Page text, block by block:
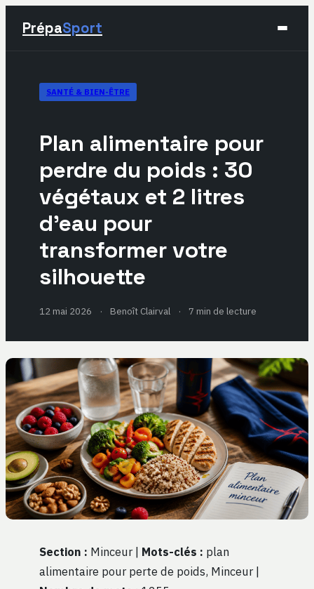
PrépaSport
Sport
Développement Personnel
Lifestyle
SANTÉ & BIEN-ÊTRE
Plan alimentaire pour
perdre du poids : 30
végétaux et 2 litres
d’eau pour
transformer votre
silhouette
12 mai 2026 · Benoît Clairval · 7 min de lecture
Section : Minceur | Mots-clés : plan
alimentaire pour perte de poids, Minceur |